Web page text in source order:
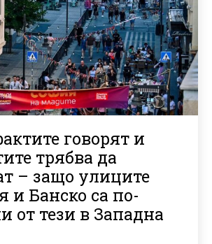
говорят и
трябва да
– защо улиците
и Банско са по-
от тези в Западна